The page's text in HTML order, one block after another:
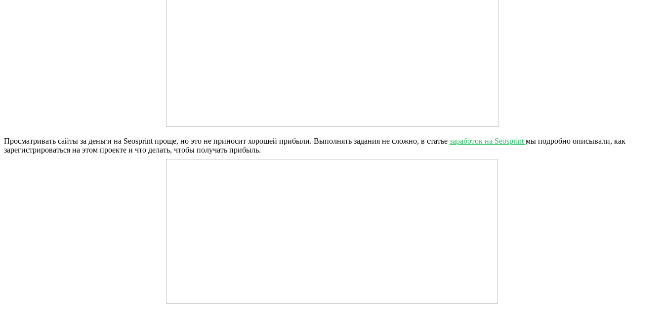
Просматривать сайты за деньги на Seosprint проще, но это не приносит хорошей прибыли. Выполнять задания не сложно, в статье заработок на Seosprintмы подробно описывали, как
зарегистрироваться на этом проекте и что делать, чтобы получать прибыль.